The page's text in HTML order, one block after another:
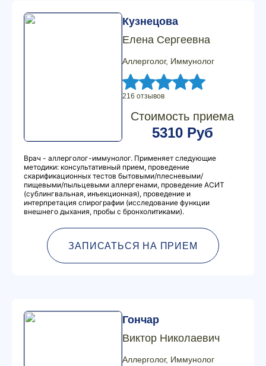
Кузнецова
Елена Сергеевна
Аллерголог, Иммунолог
216 отзывов
Стоимость приема
5310 Руб
Врач - аллерголог-иммунолог. Применяет следующие
методики: консультативный прием, проведение
скарификационных тестов бытовыми/плесневыми/
пищевыми/пыльцевыми аллергенами, проведение АСИТ
(сублингвальная, инъекционная), проведение и
интерпретация спирографии (исследование функции
внешнего дыхания, пробы с бронхолитиками).
ЗАПИСАТЬСЯ НА ПРИЕМ
Гончар
Виктор Николаевич
Аллерголог, Иммунолог